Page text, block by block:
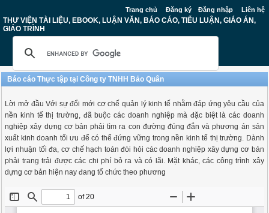
Trang chủ Đăng ký Đăng nhập Liên hệ
THƯ VIỆN TÀI LIỆU, EBOOK, LUẬN VĂN, BÁO CÁO, TIỂU LUẬN, GIÁO ÁN,
GIÁO TRÌNH
Báo cáo Thực tập tại Công ty TNHH Bảo Quân
Lời mở đầu Với sự đổi mới cơ chế quản lý kinh tế nhằm đáp ứng yêu cầu của
nền kinh tế thị trường, đã buộc các doanh nghiệp mà đặc biệt là các doanh
nghiệp xây dựng cơ bản phải tìm ra con đường đúng đắn và phương án sản
xuất kinh doanh tối ưu để có thể đứng vững trong nền kinh tế thị trường. Dành
lợi nhuận tối đa, cơ chế hạch toán đòi hỏi các doanh nghiệp xây dựng cơ bản
phải trang trải được các chi phí bỏ ra và có lãi. Mặt khác, các công trình xây
dựng cơ bản hiện nay đang tổ chức theo phương